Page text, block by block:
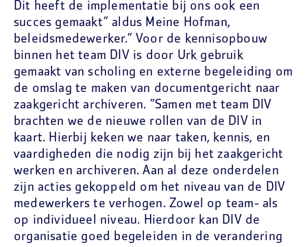
Dit heeft de implementatie bij ons ook een
succes gemaakt” aldus Meine Hofman,
beleidsmedewerker.” Voor de kennisopbouw
binnen het team DIV is door Urk gebruik
gemaakt van scholing en externe begeleiding om
de omslag te maken van documentgericht naar
zaakgericht archiveren. ”Samen met team DIV
brachten we de nieuwe rollen van de DIV in
kaart. Hierbij keken we naar taken, kennis, en
vaardigheden die nodig zijn bij het zaakgericht
werken en archiveren. Aan al deze onderdelen
zijn acties gekoppeld om het niveau van de DIV
medewerkers te verhogen. Zowel op team- als
op individueel niveau. Hierdoor kan DIV de
organisatie goed begeleiden in de verandering